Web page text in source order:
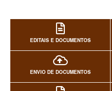
EDITAIS E DOCUMENTOS
ENVIO DE DOCUMENTOS